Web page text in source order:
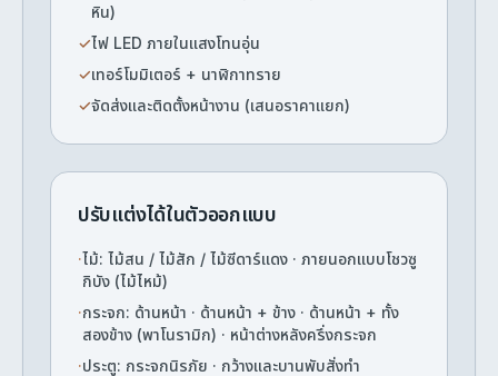
หิน)
✓ไฟ LED ภายในแสงโทนอุ่น
✓เทอร์โมมิเตอร์ + นาฬิกาทราย
✓จัดส่งและติดตั้งหน้างาน (เสนอราคาแยก)
ปรับแต่งได้ในตัวออกแบบ
·ไม้: ไม้สน / ไม้สัก / ไม้ซีดาร์แดง · ภายนอกแบบโชวซู
กิบัง (ไม้ไหม้)
·กระจก: ด้านหน้า · ด้านหน้า + ข้าง · ด้านหน้า + ทั้ง
สองข้าง (พาโนรามิก) · หน้าต่างหลังครึ่งกระจก
·ประตู: กระจกนิรภัย · กว้างและบานพับสั่งทำ